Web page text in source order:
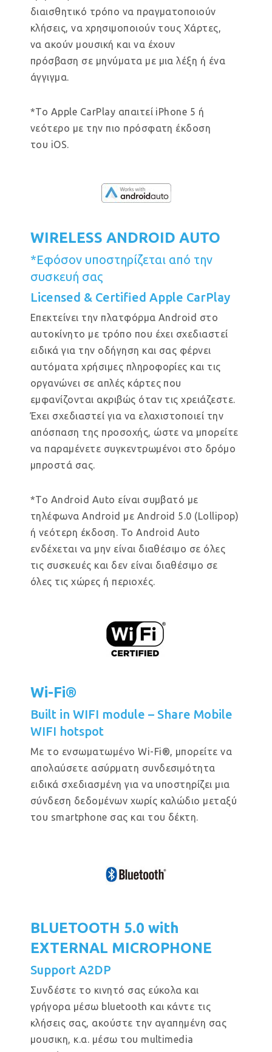
διαισθητικό τρόπο να πραγματοποιούν
κλήσεις, να χρησιμοποιούν τους Χάρτες,
να ακούν μουσική και να έχουν
πρόσβαση σε μηνύματα με μια λέξη ή ένα
άγγιγμα.
*Το Apple CarPlay απαιτεί iPhone 5 ή
νεότερο με την πιο πρόσφατη έκδοση
του iOS.
WIRELESS ANDROID AUTO
*Εφόσον υποστηρίζεται από την
συσκευή σας
Licensed & Certified Apple CarPlay
Επεκτείνει την πλατφόρμα Android στο
αυτοκίνητο με τρόπο που έχει σχεδιαστεί
ειδικά για την οδήγηση και σας φέρνει
αυτόματα χρήσιμες πληροφορίες και τις
οργανώνει σε απλές κάρτες που
εμφανίζονται ακριβώς όταν τις χρειάζεστε.
Έχει σχεδιαστεί για να ελαχιστοποιεί την
απόσπαση της προσοχής, ώστε να μπορείτε
να παραμένετε συγκεντρωμένοι στο δρόμο
μπροστά σας.
*Το Android Auto είναι συμβατό με
τηλέφωνα Android με Android 5.0 (Lollipop)
ή νεότερη έκδοση. Το Android Auto
ενδέχεται να μην είναι διαθέσιμο σε όλες
τις συσκευές και δεν είναι διαθέσιμο σε
όλες τις χώρες ή περιοχές.
Wi-Fi®
Built in WIFI module – Share Mobile
WIFI hotspot
Με το ενσωματωμένο Wi-Fi®, μπορείτε να
απολαύσετε ασύρματη συνδεσιμότητα
ειδικά σχεδιασμένη για να υποστηρίζει μια
σύνδεση δεδομένων χωρίς καλώδιο μεταξύ
του smartphone σας και του δέκτη.
BLUETOOTH 5.0 with
EXTERNAL MICROPHONE
Support A2DP
Συνδέστε το κινητό σας εύκολα και
γρήγορα μέσω bluetooth και κάντε τις
κλήσεις σας, ακούστε την αγαπημένη σας
μουσικη, κ.α. μέσω του multimedia